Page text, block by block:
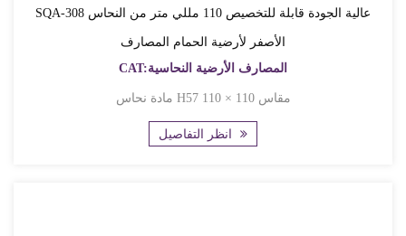
SQA-308 عالية الجودة قابلة للتخصيص 110 مللي متر من النحاس
الأصفر لأرضية الحمام المصارف
CAT:المصارف الأرضية النحاسية
مادة نحاس H57 مقاس 110 × 110